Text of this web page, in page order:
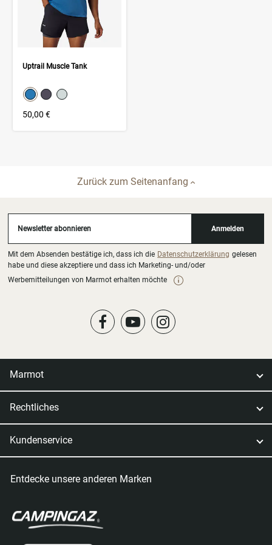
Uptrail Muscle Tank
color swatch
Select color
Select colorSelect color
50,00 €
Zurück zum Seitenanfang
Newsletter abonnieren Anmelden
Mit dem Absenden bestätige ich, dass ich die Datenschutzerklärung gelesen
habe und diese akzeptiere und dass ich Marketing- und/oder
Werbemitteilungen von Marmot erhalten möchte
Marmot
Rechtliches
Kundenservice
Entdecke unsere anderen Marken